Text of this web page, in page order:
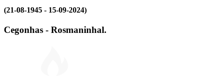
(21-08-1945 - 15-09-2024)
Cegonhas - Rosmaninhal.